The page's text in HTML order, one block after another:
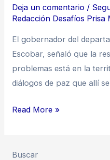
Deja un comentario /
Redacción Desafíos Prisa
El gobernador del
Escobar, señaló que la
problemas está en la
diálogos de paz que allí
Read More »
Buscar